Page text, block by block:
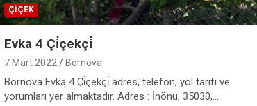
ÇIÇEK
Evka 4 Çi̇çekçi̇
7 Mart 2022 Bornova
Bornova Evka 4 Çi̇çekçi̇ adres, telefon, yol tarifi ve
yorumları yer almaktadır. Adres : İnönü, 35030,…